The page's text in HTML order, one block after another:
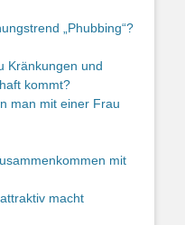
„Phubbing“?
Kränkungen und
kommt?
man mit einer Frau
mit
macht